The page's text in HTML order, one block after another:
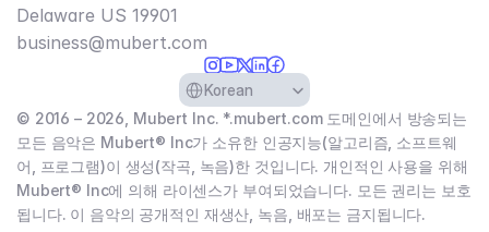
Delaware US 19901​
business@mubert.com
Select Language
Korean
© 2016 – 2026, Mubert Inc. *.mubert.com 도메인에서 방송되는
모든 음악은 Mubert® Inc가 소유한 인공지능(알고리즘, 소프트웨
어, 프로그램)이 생성(작곡, 녹음)한 것입니다. 개인적인 사용을 위해
Mubert® Inc에 의해 라이센스가 부여되었습니다. 모든 권리는 보호
됩니다. 이 음악의 공개적인 재생산, 녹음, 배포는 금지됩니다.